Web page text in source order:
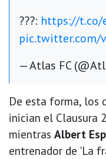
???: https://t.co/
pic.twitter.com/
— Atlas FC
De esta forma, los
inician el Clausura
mientras Albert
entrenador de 'La